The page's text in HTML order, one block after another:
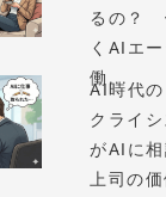
るの？
くAIエ
働...
AI時代
クライ
がAIに相
上司の